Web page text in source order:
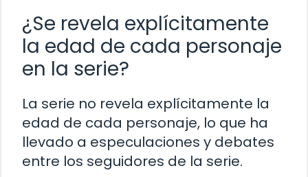
¿Se revela explícitamente
la edad de cada personaje
en la serie?
La serie no revela explícitamente la
edad de cada personaje, lo que ha
llevado a especulaciones y debates
entre los seguidores de la serie.